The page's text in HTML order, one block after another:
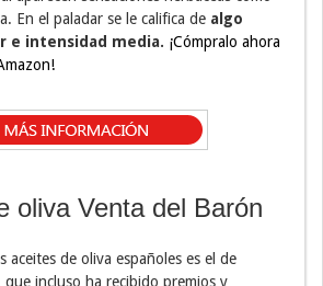
En el paladar se le califica de algo
e intensidad media. ¡Cómpralo ahora
oliva Venta del Barón
aceites de oliva españoles es el de
que incluso ha recibido premios y